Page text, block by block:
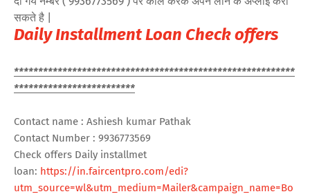
सकते है |
Daily Installment Loan Check offers
**********************************************************
*************************
Contact name : Ashiesh kumar Pathak
Contact Number : 9936773569
Check offers Daily installmet
loan: https://in.faircentpro.com/edi?
utm_source=wl&utm_medium=Mailer&campaign_name=Bo